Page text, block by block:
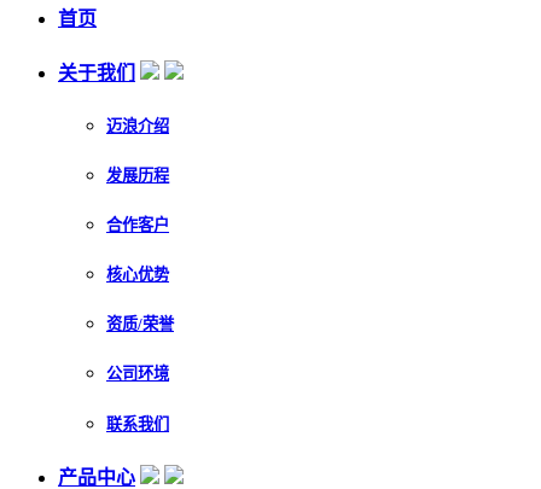
首页
关于我们
迈浪介绍
发展历程
合作客户
核心优势
资质/荣誉
公司环境
联系我们
产品中心